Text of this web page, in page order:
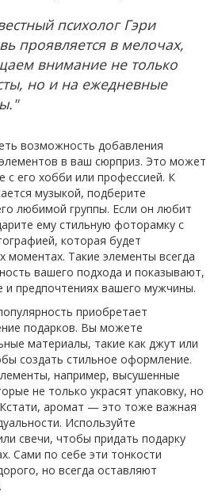
психолог Гэри
проявляется в мелочах,
внимание не только
но и на ежедневные
возможность добавления
в ваш сюрприз. Это может
с его хобби или профессией. К
музыкой, подберите
любимой группы. Если он любит
ему стильную фоторамку с
которая будет
моментах. Такие элементы всегда
вашего подхода и показывают,
и предпочтениях вашего мужчины.
приобретает
подарков. Вы можете
материалы, такие как джут или
создать стильное оформление.
например, высушенные
не только украсят упаковку, но
аромат — это тоже важная
Используйте
свечи, чтобы придать подарку
Сами по себе эти тонкости
но всегда оставляют